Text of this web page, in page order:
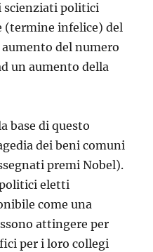
scienziati politici
(termine infelice) del
aumento del numero
un aumento della
base di questo
dei beni comuni
premi Nobel).
politici eletti
come una
attingere per
per i loro collegi